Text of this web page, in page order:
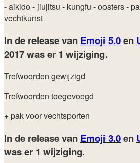
- aikido - jiujitsu - kungfu - oosters-
vechtkunst
In de release van Emoji 5.0en
2017was er 1 wijziging.
Trefwoorden gewijzigd
Trefwoorden toegevoegd
+ pak voor vechtsporten
In de release van Emoji 3.0en
was er 1 wijziging.